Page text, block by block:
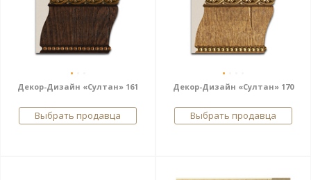
Декор-Дизайн «Султан» 161
Выбрать продавца
Декор-Дизайн «Султан» 170
Выбрать продавца